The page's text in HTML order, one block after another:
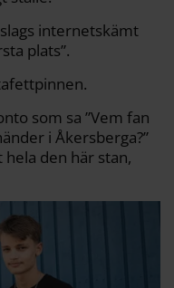
internetskämt
plats”.
som sa ”Vem fan
i Åkersberga?”
den här stan,